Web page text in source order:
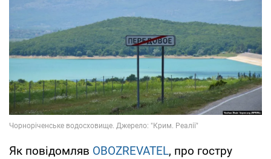
Як повідомляв OBOZREVATEL, про гостру